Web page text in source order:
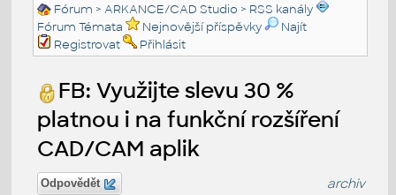
Fórum >ARKANCE/CAD Studio > RSS kanály
Fórum Témata
Nejnovější příspěvky
Najít
Registrovat
Přihlásit
FB: Využijte slevu 30 %
platnou i na funkční rozšíření
CAD/CAM aplik
Odpovědět archiv